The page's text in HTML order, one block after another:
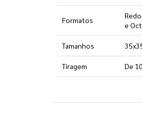
Formatos
e
Tamanhos
Tiragem De